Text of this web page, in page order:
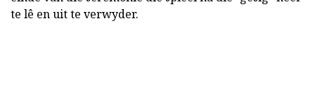
te lê en uit te verwyder.